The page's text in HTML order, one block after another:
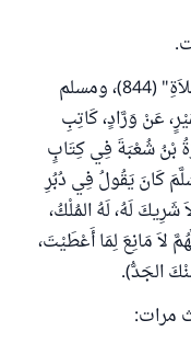
روى البخاري تحت باب: "الذِّكْرِ بَعْدَ الصَّلاَةِ" (844)، ومسلم
عَنْ وَرَّادٍ، كَاتِبِ
بْنُ شُعْبَةَ فِي كِتَابٍ
كَانَ يَقُولُ فِي دُبُرِ
شَرِيكَ لَهُ، لَهُ المُلْكُ،
لاَ مَانِعَ لِمَا أَعْطَيْتَ،
الجَدُّ).
مرات: